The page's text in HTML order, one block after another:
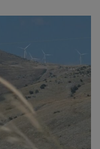
e
o
k